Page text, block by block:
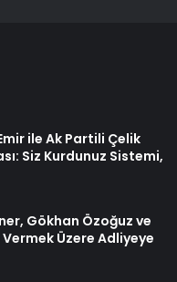
ile Ak Partili Çelik
Siz Kurdunuz Sistemi,
Gökhan Özoğuz ve
Üzere Adliyeye